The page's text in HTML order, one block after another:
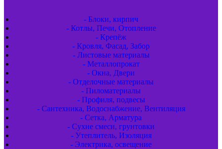
- Блоки, кирпич
- Котлы, Печи, Отопление
- Крепёж
- Кровля, Фасад, Забор
- Листовые материалы
- Металлопрокат
- Окна, Двери
- Отделочные материалы
- Пиломатериалы
- Профиля, подвесы
- Сантехника, Водоснабжение, Вентиляция
- Сетка, Арматура
- Сухие смеси, грунтовки
- Утеплитель, Изоляция
- Электрика, освещение